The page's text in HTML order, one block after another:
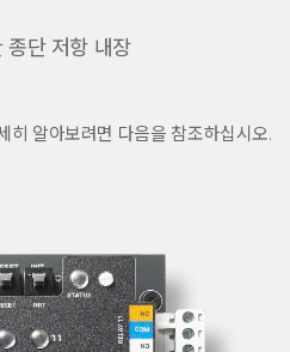
단 저항 내장
히 알아보려면 다음을 참조하십시오.